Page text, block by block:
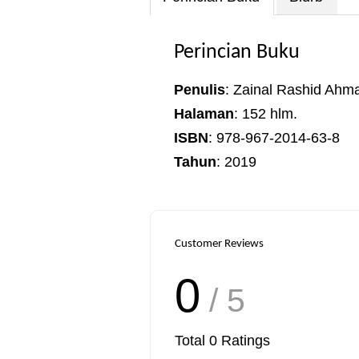
Perincian Buku
Penulis: Zainal Rashid
Halaman: 152 hlm.
ISBN: 978-967-2014-63-8
Tahun: 2019
Customer Reviews
0 / 5
Total 0 Ratings